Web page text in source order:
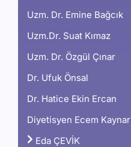
Uzm. Dr. Emine Bağcık
Uzm.Dr. Suat Kımaz
Uzm. Dr. Özgül Çınar
Dr. Ufuk Önsal
Dr. Hatice Ekin Ercan
Diyetisyen Ecem Kaynar
Eda ÇEVİK